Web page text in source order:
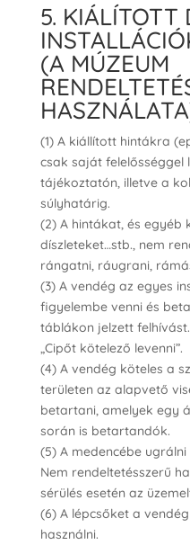
5. KIÁLÍTOTT
(A MÚZEUM
(1) A kiállított hintákra
csak saját felelősséggel
tájékoztatón, illetve a
súlyhatárig.
(2) A hintákat, és
díszleteket…stb., nem
rángatni, ráugrani,
(3) A vendég az egyes
figyelembe venni és
táblákon jelzett felhívást.
„Cipőt kötelező levenni”.
(4) A vendég köteles a
területen az alapvető
betartani, amelyek egy
során is betartandók.
(5) A medencébe
Nem rendeltetésszerű
sérülés esetén az
(6) A lépcsőket a
használni.